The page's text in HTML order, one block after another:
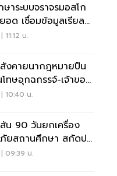
าระบบจราจรมอสโก
อด เชื่อมข้อมูลเรียล
น.
งคายนากฎหมายปืน
ทษอุกฉกรรจ์-เจ้าของ
10:40 น.
น 90 วันยกเครื่อง
ยสถานศึกษา สกัดปม
09:39 น.